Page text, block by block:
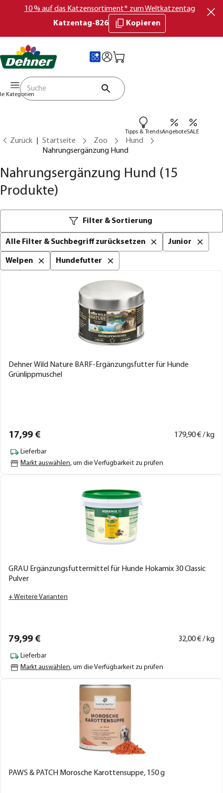
10 % auf das Katzensortiment* zum Weltkatzentag
Katzentag-826
Kopieren
Kategorien
Tipps & TrendsAngeboteSALE
Zurück Startseite Zoo
Hund
Nahrungsergänzung Hund
Nahrungsergänzung Hund (15
Produkte)
Filter & Sortierung
Alle Filter & Suchbegriff zurücksetzen Junior
Welpen Hundefutter
Dehner Wild Nature BARF-Ergänzungsfutter für Hunde
Grünlippmuschel
17,99 € 179,90€ / kg
Lieferbar
Markt auswählen, um die Verfügbarkeit zu prüfen
GRAU Ergänzungsfuttermittel für Hunde Hokamix 30 Classic
Pulver
+ Weitere Varianten
79,99 € 32,00€ / kg
Lieferbar
Markt auswählen, um die Verfügbarkeit zu prüfen
PAWS & PATCH Morosche Karottensuppe, 150 g